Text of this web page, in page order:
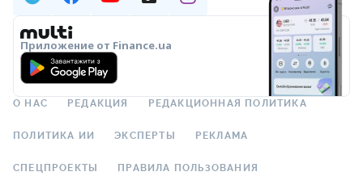
Приложение от Finance.ua
О НАС РЕДАКЦИЯ РЕДАКЦИОННАЯ ПОЛИТИКА
ПОЛИТИКА ИИ ЭКСПЕРТЫ РЕКЛАМА
СПЕЦПРОЕКТЫ ПРАВИЛА ПОЛЬЗОВАНИЯ